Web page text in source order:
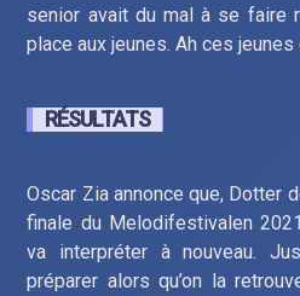
senior avait du mal à se faire
place aux jeunes. Ah ces jeunes
RÉSULTATS
Oscar Zia annonce que, Dotter
finale du Melodifestivalen
va interpréter à nouveau.
préparer alors qu’on la